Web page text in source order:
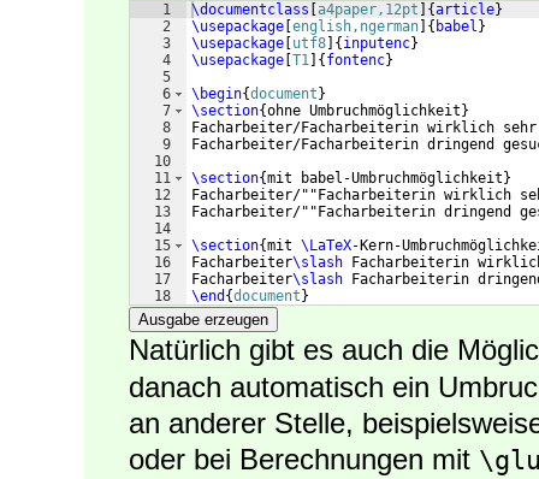
1
2
3
4
5
6
7
8
9
10
11
12
13
14
15
16
17
18
\documentclass a4paper,12pt {article}
\usepackage english,ngerman { babel }
\usepackage utf8 { inputenc}
\usepackage T1 { fontenc}
\begin{document }
\section{ohne Umbruchmöglichkeit }
Facharbeiter/Facharbeiterin wirklich
Facharbeiter/Facharbeiterin dringend
\section{mit babel-Umbruchmöglichkeit }
Facharbeiter/""Facharbeiterin wirklich
Facharbeiter/""Facharbeiterin dringend
\section{mit \LaTeX-Kern-
Facharbeiter\slash Facharbeiterin
Facharbeiter\slash Facharbeiterin
\end {document }
Ausgabe erzeugen
Natürlich gibt es auch die
danach automatisch ein
an anderer Stelle,
oder bei Berechnungen mit